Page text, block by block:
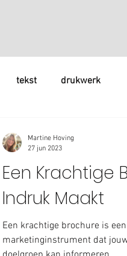
tekst drukwerk
Een Krachtige
Indruk Maakt
Een krachtige brochure is
marketinginstrument dat
Martine Hoving
27 jun 2023